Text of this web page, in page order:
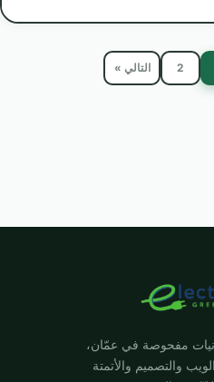
2 التالي »
مفحوصة في عمّان،
والتصميم والأتمتة